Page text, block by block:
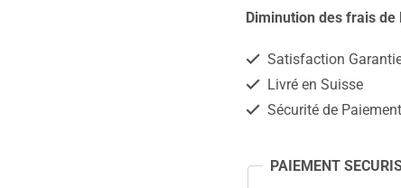
Brouette
Twin
Diminution des frais
Satisfaction
Livré en Suisse
Sécurité de Paiement
PAIEMENT